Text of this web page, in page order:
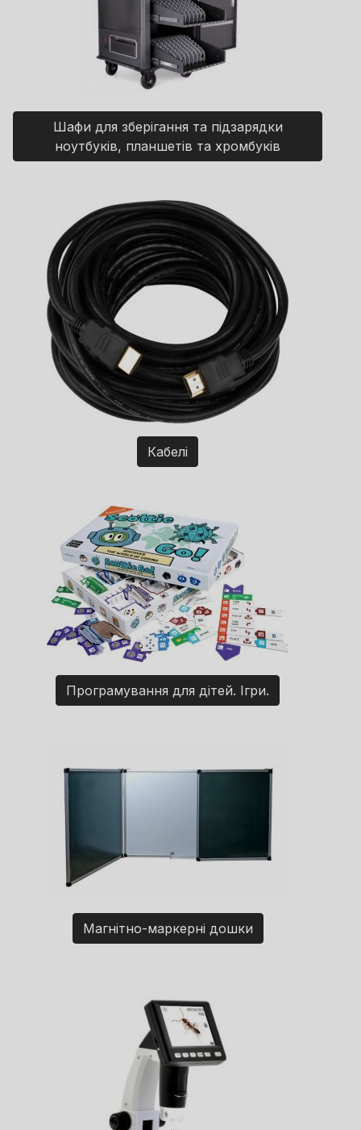
Шафи для зберігання та підзарядки
ноутбуків, планшетів та хромбуків
Кабелі
Програмування для дітей. Ігри.
Магнітно-маркерні дошки